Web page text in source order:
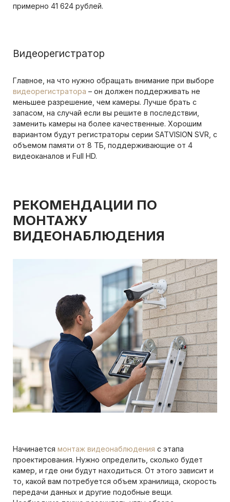
примерно 41 624 рублей.
Видеорегистратор
Главное, на что нужно обращать внимание при выборе
видеорегистратора – он должен поддерживать не
меньшее разрешение, чем камеры. Лучше брать с
запасом, на случай если вы решите в последствии,
заменить камеры на более качественные. Хорошим
вариантом будут регистраторы серии SATVISION SVR, с
объемом памяти от 8 ТБ, поддерживающие от 4
видеоканалов и Full HD.
РЕКОМЕНДАЦИИ ПО
МОНТАЖУ
ВИДЕОНАБЛЮДЕНИЯ
Начинается монтаж видеонаблюдения с этапа
проектирования. Нужно определить, сколько будет
камер, и где они будут находиться. От этого зависит и
то, какой вам потребуется объем хранилища, скорость
передачи данных и другие подобные вещи.